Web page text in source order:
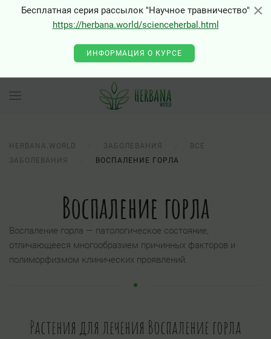
×
Бесплатная серия рассылок "Научное травничество"
https://herbana.world/scienceherbal.html
ИНФОРМАЦИЯ О КУРСЕ
HERBANA.WORLD ЗАБОЛЕВАНИЯ
ВСЕ
ЗАБОЛЕВАНИЯ
ВОСПАЛЕНИЕ ГОРЛА
Воспаление горла
Воспаление горла — патологическое состояние,
отличающееся многообразием причинных факторов и
полиморфизмом клинических проявлений.
Растения для лечения Воспаление горла
×